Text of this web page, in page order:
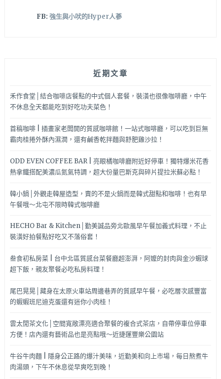
FB: 強生與小吠的Hyper人蔘
近期文章
禾作食堂│結合咖啡店餐點的中式個人套餐，裝潢也很像咖啡廳，中午
不休息全天都能吃到好吃功夫菜色！
首稿咖啡 | 插畫家老闆開的質感咖啡館！一站式咖啡廳，可以吃到巨無
霸肉桂捲外酥內濕潤，還有鹹香乾拌麵與舒肥雞沙拉！
ODD EVEN COFFEE BAR | 亮眼橘咖啡廳附近好停車！獨特爆米花香
熱拿鐵搭配美濃瓜氮氣特調，超大份量巴斯克與碎片提拉米蘇必點！
韓小鍋│外觀走韓屋造型，賣的不是火鍋而是韓式甜點和咖啡！也有早
午餐哦～北屯不限時韓式咖啡廳
HECHO Bar & Kitchen│勤美誠品旁北歐風早午餐加義式料理，不止
裝潢好拍餐點好吃又不落俗套！
叁食初私房菜 | 台中北區質感台菜餐廳超澎湃，阿嬤的封肉與金沙蝦球
超下飯，親友聚餐必吃私房料理！
尾巴晃晃│藏身在太原火車站周邊巷弄的質感早午餐，必吃層次感豐富
的蝦蝦班尼迪克蛋還有迷你小肉桂！
雲太閒茶文化│空間寬敞漂亮適合聚餐的複合式茶店，自帶停車位停車
方便！店內還有藝術品也是亮點哦～近捷運豐樂公園站
牛谷牛肉麵 | 隱身公正路的爆汁美味，近勤美和向上市場，每日熬煮牛
肉湯頭，下午不休息從早爽吃到晚！